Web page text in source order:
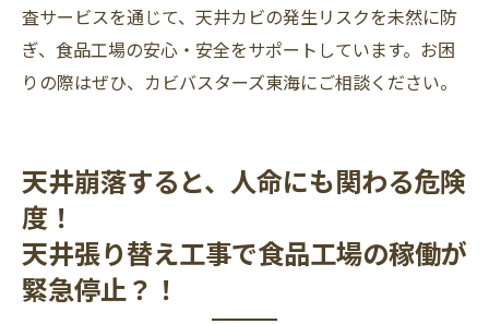
査サービスを通じて、天井カビの発生リスクを未然に防
ぎ、食品工場の安心・安全をサポートしています。お困
りの際はぜひ、カビバスターズ東海にご相談ください。
天井崩落すると、人命にも関わる危険
度！
天井張り替え工事で食品工場の稼働が
緊急停止？！